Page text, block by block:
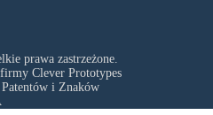
prawa zastrzeżone.
firmy Clever Prototypes
i Znaków